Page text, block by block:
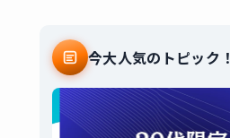
今大人気のトピック！